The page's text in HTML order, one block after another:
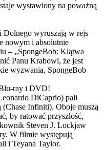
wystawiony na poważną
Dolnego wyruszają w rejs
nowym i absolutnie
– „SpongeBob: Klątwa
Panu Krabowi, że jest
wyzwania, SpongeBob
ray i DVD!
DiCaprio) pali
Infiniti). Oboje muszą
by ratować przyszłość,
Steven J. Lockjaw
W filmie występują
i Teyana Taylor.